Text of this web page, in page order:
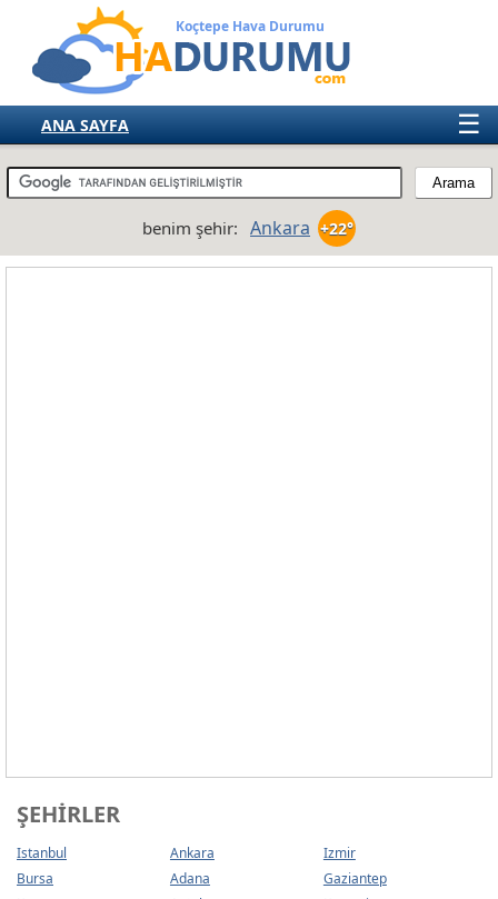
Koçtepe Hava Durumu
☰
ANA SAYFA
TÜRKİYE
AVRUPA
benim şehir: Ankara +22°
ŞEHIRLER
Istanbul Ankara
Izmir
Bursa
Adana
Gaziantep